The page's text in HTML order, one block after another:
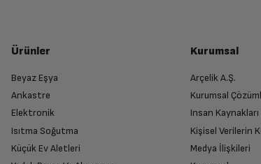
Ürünler
Beyaz Eşya
Ankastre
Elektronik
Isıtma Soğutma
Küçük Ev Aletleri
Kurumsal
Arçelik A.Ş.
Kurumsal
Insan Kaynakları
Kişisel Verilerin
Medya İlişkileri